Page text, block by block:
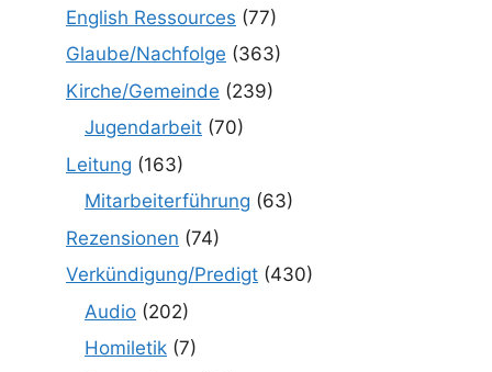
English Ressources (77)
Glaube/Nachfolge (363)
Kirche/Gemeinde (239)
Jugendarbeit (70)
Leitung (163)
Mitarbeiterführung (63)
Rezensionen (74)
Verkündigung/Predigt (430)
Audio (202)
Homiletik (7)